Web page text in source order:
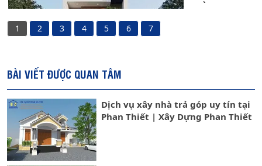
XÂY NHÀ PHAN
1
2 3 4 5 6 7
BÀI VIẾT ĐƯỢC QUAN TÂM
Dịch vụ xây nhà trả góp uy tín tại
Phan Thiết | Xây Dựng Phan Thiết